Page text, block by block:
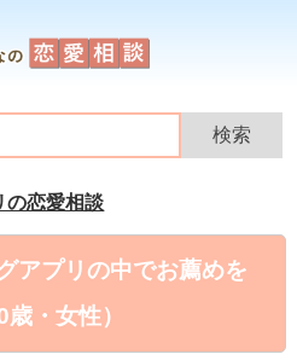
の恋愛相談
アプリの中でお薦めを
・女性）